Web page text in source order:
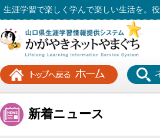
生涯学習で楽しく学んで楽しい生活を。
新着ニュース